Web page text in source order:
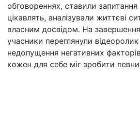
обговореннях, ставили запитання
цікавлять, аналізували життєві
власним досвідом. На
учасники переглянули відеоролик
недопущення негативних
кожен для себе міг зробити